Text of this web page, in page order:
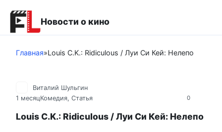
контенту
Новости о кино
Главная»Louis C.K.: Ridiculous / Луи Си Кей: Нелепо
0
Виталий Шульгин
1 месяцКомедия, Статья
Louis C.K.: Ridiculous / Луи Си Кей: Нелепо